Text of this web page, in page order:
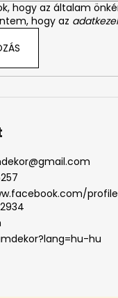
hogy az általam
hogy az
@gmail.com
hu